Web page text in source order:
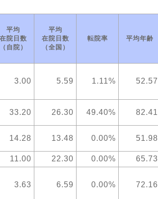
平均
在院日数
（自院）
平均
在院日数
（全国）
転院率 平均年齢
3.00 5.59 1.11% 52.57
33.20 26.30 49.40% 82.41
14.28 13.48 0.00% 51.98
11.00 22.30 0.00% 65.73
3.63 6.59 0.00% 72.16